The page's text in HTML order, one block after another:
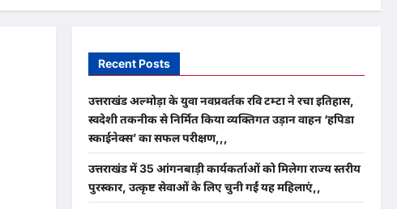
Recent Posts
उत्तराखंड अल्मोड़ा के युवा नवप्रवर्तक रवि टम्टा ने रचा इतिहास,
स्वदेशी तकनीक से निर्मित किया व्यक्तिगत उड़ान वाहन ‘हपिडा
स्काईनेक्स’ का सफल परीक्षण,,,
उत्तराखंड में 35 आंगनबाड़ी कार्यकर्ताओं को मिलेगा राज्य स्तरीय
पुरस्कार, उत्कृष्ट सेवाओं के लिए चुनी गईं यह महिलाएं,,